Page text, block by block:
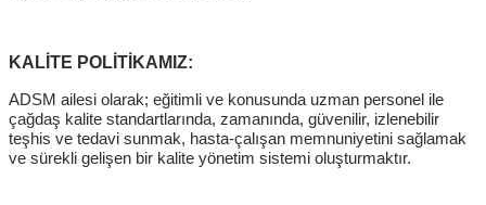
KALİTE POLİTİKAMIZ:
ADSM ailesi olarak; eğitimli ve konusunda uzman personel ile
çağdaş kalite standartlarında, zamanında, güvenilir, izlenebilir
teşhis ve tedavi sunmak, hasta-çalışan memnuniyetini sağlamak
ve sürekli gelişen bir kalite yönetim sistemi oluşturmaktır.